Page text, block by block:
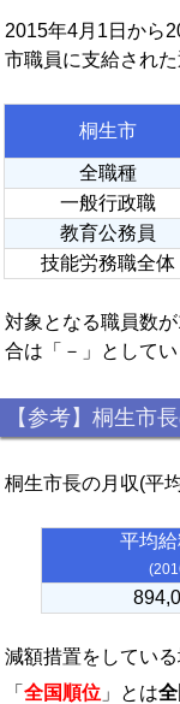
2015年4月1日から
市職員に支給され
桐生市
全職種
一般行政職
教育公務員
技能労務職全体
対象となる職員数
合は「－」としてい
【参考】桐生市
桐生市長の月収(平
平均
減額措置をしてい
「 全国順位 」とは